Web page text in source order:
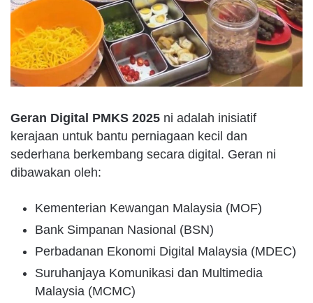
Geran Digital PMKS 2025 ni adalah inisiatif
kerajaan untuk bantu perniagaan kecil dan
sederhana berkembang secara digital. Geran ni
dibawakan oleh:
Kementerian Kewangan Malaysia (MOF)
Bank Simpanan Nasional (BSN)
Perbadanan Ekonomi Digital Malaysia (MDEC)
Suruhanjaya Komunikasi dan Multimedia
Malaysia (MCMC)